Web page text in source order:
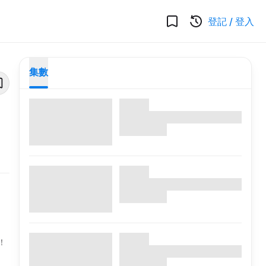
登記 / 登入
集數